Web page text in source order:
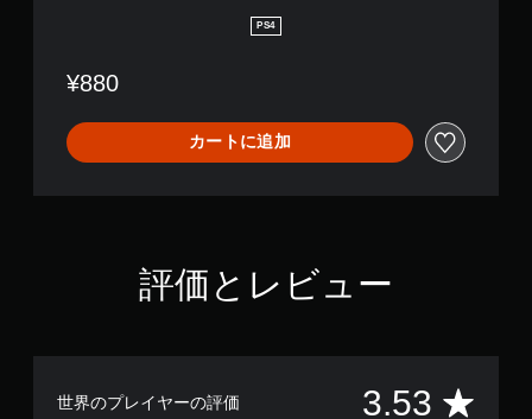
PS4
¥880
カートに追加
評価とレビュー
世界のプレイヤーの評価 3.53 評